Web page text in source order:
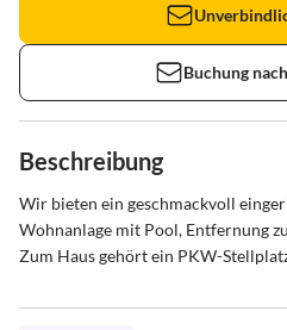
Buchung
Beschreibung
Wir bieten ein geschmackvoll
Wohnanlage mit Pool, Entfernung
Zum Haus gehört ein PKW-